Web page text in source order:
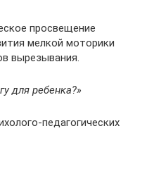
просвещение
мелкой моторики
вырезывания.
для ребенка?»
педагогических